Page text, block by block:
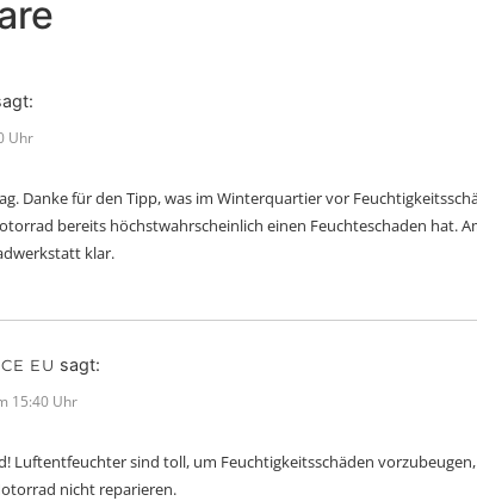
Uhr
Danke für den Tipp, was im Winterquartier vor
bereits höchstwahrscheinlich einen Feuchteschaden hat.
klar.
EU sagt:
15:40 Uhr
Luftentfeuchter sind toll, um Feuchtigkeitsschäden
nicht reparieren.